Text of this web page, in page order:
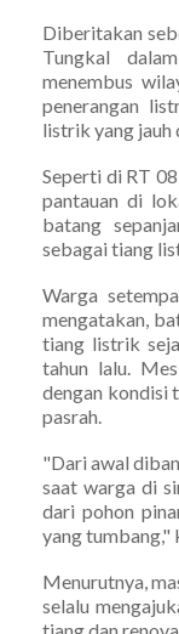
Diberitakan
Tungkal
menembus
penerangan
listrik yang jauh
Seperti di RT
pantauan di
batang
sebagai tiang
Warga
mengatakan,
tiang listrik
tahun lalu.
dengan kondisi
pasrah.
"Dari awal
saat warga di
dari pohon
yang tumbang,"
Menurutnya,
selalu